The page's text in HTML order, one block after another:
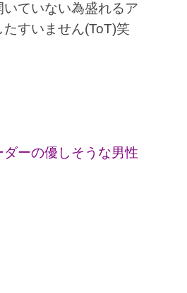
ていない為盛れるア
すいません(ToT)笑
ーの優しそうな男性